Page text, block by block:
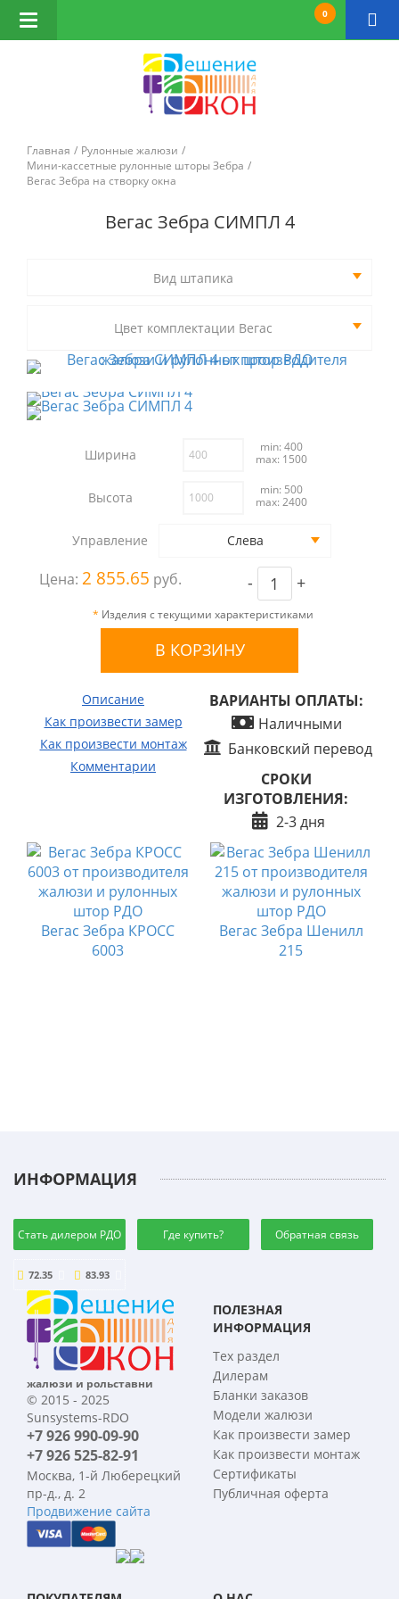
0
Открыть
навигацию
Главная
Рулонные жалюзи
Мини-кассетные рулонные шторы Зебра
Вегас Зебра на створку окна
Вегас Зебра СИМПЛ 4
Вид штапика
Цвет комплектации Вегас
Ширина
min: 400
max: 1500
Высота
min: 500
max: 2400
Управление Слева
Цена: 2 855.65 руб. - +
* Изделия с текущими характеристиками
Описание
Как произвести замер
Как произвести монтаж
Комментарии
ВАРИАНТЫ ОПЛАТЫ:
Наличными
Банковский перевод
СРОКИ
ИЗГОТОВЛЕНИЯ:
2-3 дня
Вегас Зебра КРОСС
6003
Вегас Зебра Шенилл
215
ИНФОРМАЦИЯ
Стать дилером РДО Где купить? Обратная связь
72.35 83.93
жалюзи и рольставни
© 2015 - 2025
Sunsystems-RDO
+7 926 990-09-90
+7 926 525-82-91
Москва, 1-й Люберецкий
пр-д., д. 2
Продвижение сайта
ПОЛЕЗНАЯ
ИНФОРМАЦИЯ
Тех раздел
Дилерам
Бланки заказов
Модели жалюзи
Как произвести замер
Как произвести монтаж
Сертификаты
Публичная оферта